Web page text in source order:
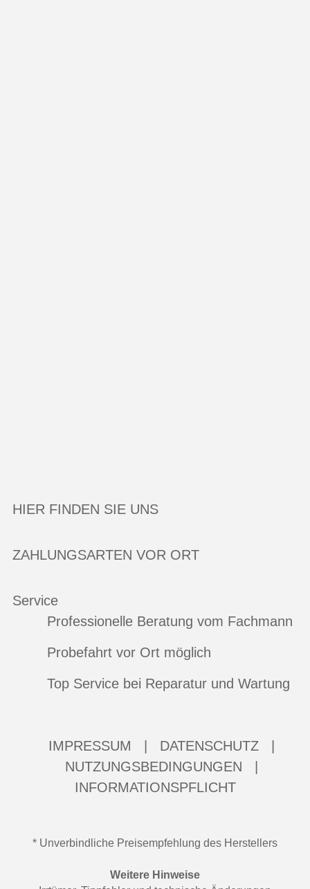
HIER FINDEN SIE UNS
ZAHLUNGSARTEN VOR ORT
Service
Professionelle Beratung vom Fachmann
Probefahrt vor Ort möglich
Top Service bei Reparatur und Wartung
IMPRESSUM DATENSCHUTZ
NUTZUNGSBEDINGUNGEN
INFORMATIONSPFLICHT
* Unverbindliche Preisempfehlung des Herstellers
Weitere Hinweise